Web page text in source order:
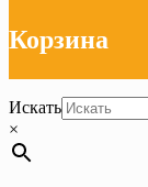
Корзина
Искать
×